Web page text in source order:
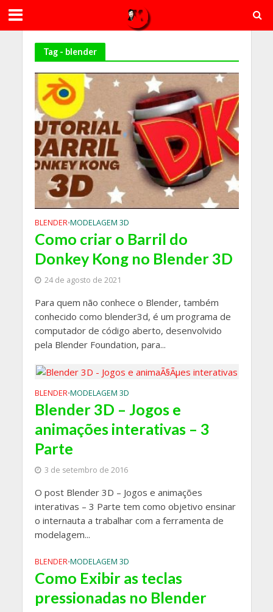
Tag - blender
BLENDER•MODELAGEM 3D
Como criar o Barril do
Donkey Kong no Blender 3D
24 de agosto de 2021
Para quem não conhece o Blender, também
conhecido como blender3d, é um programa de
computador de código aberto, desenvolvido
pela Blender Foundation, para...
BLENDER•MODELAGEM 3D
Blender 3D – Jogos e
animações interativas – 3
Parte
3 de setembro de 2016
O post Blender 3D – Jogos e animações
interativas – 3 Parte tem como objetivo ensinar
o internauta a trabalhar com a ferramenta de
modelagem...
BLENDER•MODELAGEM 3D
Como Exibir as teclas
pressionadas no Blender